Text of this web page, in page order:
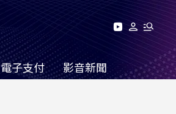
電子支付 影音新聞